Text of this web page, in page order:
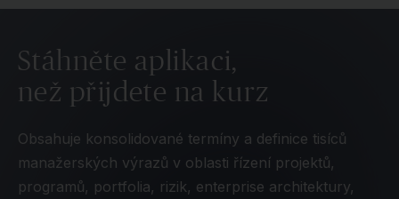
Stáhněte aplikaci,
než přijdete na kurz
Obsahuje konsolidované termíny a definice tisíců
manažerských výrazů v oblasti řízení projektů,
programů, portfolia, rizik, enterprise architektury,